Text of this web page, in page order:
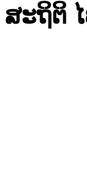
ສະຖິຕິ